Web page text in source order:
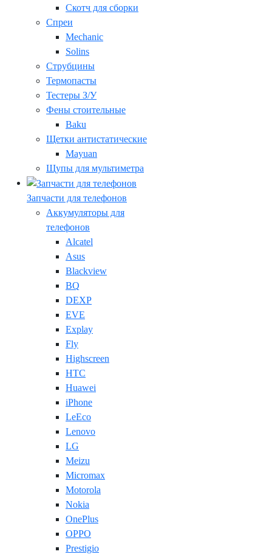
Скотч для сборки
Спреи
Mechanic
Solins
Струбцины
Термопасты
Тестеры З/У
Фены стоительные
Baku
Щетки антистатические
Mayuan
Щупы для мультиметра
Запчасти для телефонов
Аккумуляторы для
телефонов
Alcatel
Asus
Blackview
BQ
DEXP
EVE
Explay
Fly
Highscreen
HTC
Huawei
iPhone
LeEco
Lenovo
LG
Meizu
Micromax
Motorola
Nokia
OnePlus
OPPO
Prestigio